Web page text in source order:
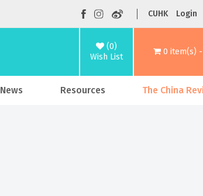
CUHK Login
(0)
Wish List
0 item(s) -
News Resources The China